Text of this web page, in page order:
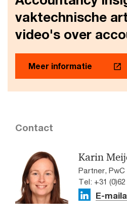
vaktechnische
video's over
Meer informatie
Contact
Karin
Partner,
Tel: +31
E-